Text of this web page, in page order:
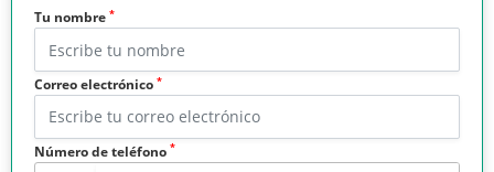
Tu nombre *
Correo electrónico *
Número de teléfono *